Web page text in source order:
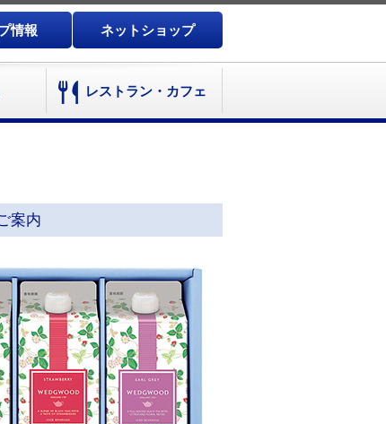
情報 ネットショップ
レストラン・カフェ
案内